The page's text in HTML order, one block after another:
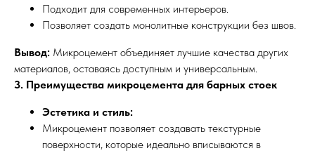
Подходит для современных интерьеров.
Позволяет создать монолитные конструкции без швов.
Вывод: Микроцемент объединяет лучшие качества других
материалов, оставаясь доступным и универсальным.
3. Преимущества микроцемента для барных стоек
Эстетика и стиль:
Микроцемент позволяет создавать текстурные
поверхности, которые идеально вписываются в